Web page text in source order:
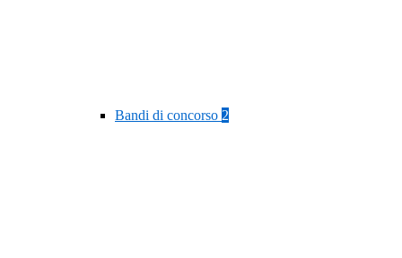
Bandi di concorso 2